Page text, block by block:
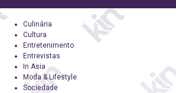
Culinária
Cultura
Entretenimento
Entrevistas
In Asia
Moda & Lifestyle
Sociedade